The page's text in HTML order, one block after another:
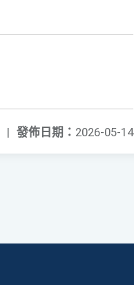
發佈日期： 2026-05-14
|